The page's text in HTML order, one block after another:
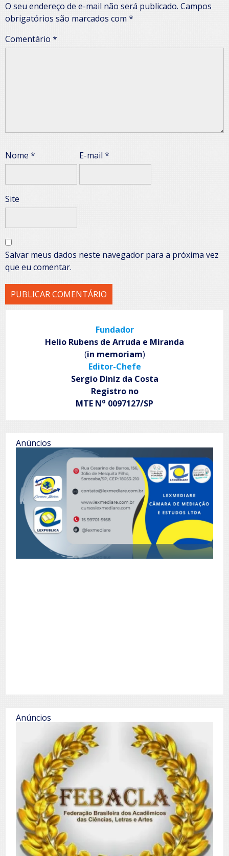
O seu endereço de e-mail não será publicado. Campos
obrigatórios são marcados com *
Comentário *
Nome * E-mail *
Site
Salvar meus dados neste navegador para a próxima vez
que eu comentar.
Fundador
Helio Rubens de Arruda e Miranda
(in memoriam)
Editor-Chefe
Sergio Diniz da Costa
Registro no
MTE No 0097127/SP
Anúncios
Anúncios